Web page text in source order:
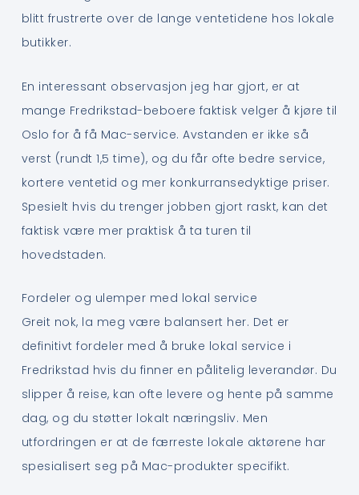
blitt frustrerte over de lange ventetidene hos lokale
butikker.
En interessant observasjon jeg har gjort, er at
mange Fredrikstad-beboere faktisk velger å kjøre til
Oslo for å få Mac-service. Avstanden er ikke så
verst (rundt 1,5 time), og du får ofte bedre service,
kortere ventetid og mer konkurransedyktige priser.
Spesielt hvis du trenger jobben gjort raskt, kan det
faktisk være mer praktisk å ta turen til
hovedstaden.
Fordeler og ulemper med lokal service
Greit nok, la meg være balansert her. Det er
definitivt fordeler med å bruke lokal service i
Fredrikstad hvis du finner en pålitelig leverandør. Du
slipper å reise, kan ofte levere og hente på samme
dag, og du støtter lokalt næringsliv. Men
utfordringen er at de færreste lokale aktørene har
spesialisert seg på Mac-produkter specifikt.